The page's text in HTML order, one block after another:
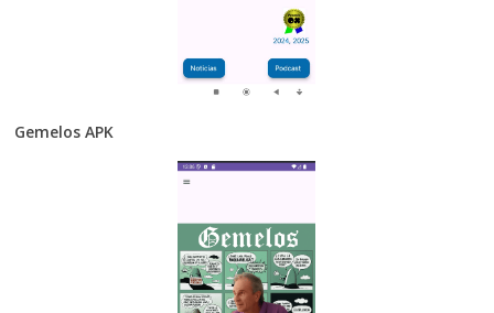
Gemelos APK